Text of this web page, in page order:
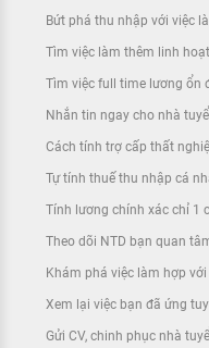
Bứt phá thu nhập với việc
Tìm việc làm thêm linh
Tìm việc full time lương ổn
Nhắn tin ngay cho nhà
Cách tính trợ cấp thất
Tự tính thuế thu nhập cá
Tính lương chính xác chỉ 1
Theo dõi NTD bạn quan
Khám phá việc làm hợp với
Xem lại việc bạn đã ứng
Gửi CV, chinh phục nhà